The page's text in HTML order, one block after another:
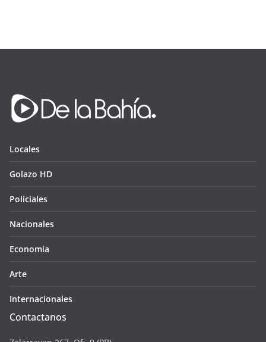
Locales
Golazo HD
Policiales
Nacionales
Economia
Arte
Internacionales
Contactanos